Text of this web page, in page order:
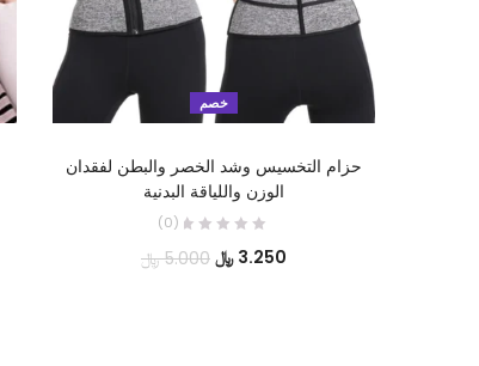
خصم
حزام التخسيس وشد الخصر والبطن لفقدان
الوزن واللياقة البدنية
(0)
3.250 ﷼السعر
5.000 ﷼السعر